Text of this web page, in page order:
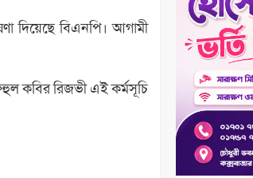
দিয়েছে বিএনপি। আগামী
কবির রিজভী এই কর্মসূচি